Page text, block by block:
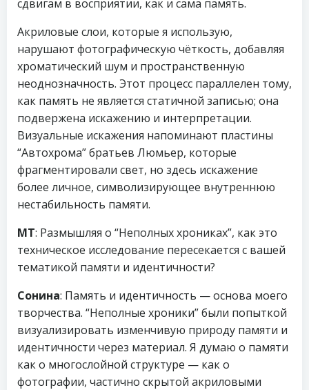
сдвигам в восприятии, как и сама память.
Акриловые слои, которые я использую,
нарушают фотографическую чёткость, добавляя
хроматический шум и пространственную
неоднозначность. Этот процесс параллелен тому,
как память не является статичной записью; она
подвержена искажению и интерпретации.
Визуальные искажения напоминают пластины
“Автохрома” братьев Люмьер, которые
фрагментировали свет, но здесь искажение
более личное, символизирующее внутреннюю
нестабильность памяти.
МТ: Размышляя о “Неполных хрониках”, как это
техническое исследование пересекается с вашей
тематикой памяти и идентичности?
Сонина: Память и идентичность — основа моего
творчества. “Неполные хроники” были попыткой
визуализировать изменчивую природу памяти и
идентичности через материал. Я думаю о памяти
как о многослойной структуре — как о
фотографии, частично скрытой акриловыми